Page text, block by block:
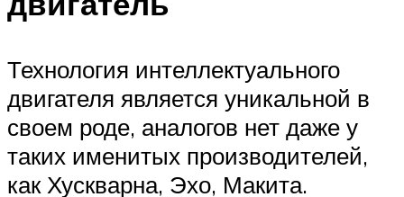
Технология интеллектуального
двигателя является уникальной в
своем роде, аналогов нет даже у
таких именитых производителей,
как Хускварна, Эхо, Макита.